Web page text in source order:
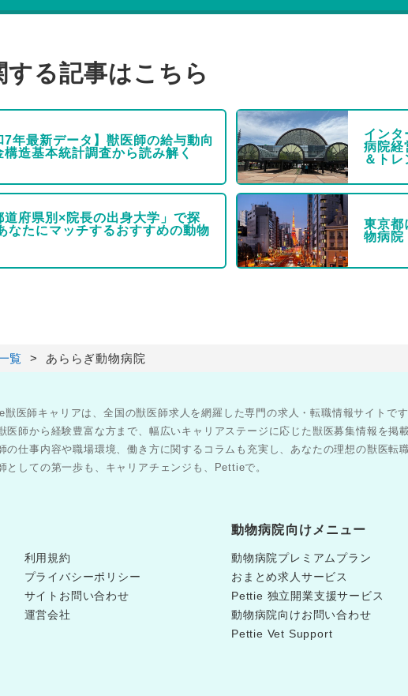
る記事はこちら
7年最新データ】獣医師の給与動向
構造基本統計調査から読み解く
インタ
病院経
＆トレ
道府県別×院長の出身大学」で探
なたにマッチするおすすめの動物
東京都
物病院
覧 あららぎ動物病院
獣医師キャリアは、全国の獣医師求人を網羅した専門の求人・転職情報サイトです
医師から経験豊富な方まで、幅広いキャリアステージに応じた獣医募集情報を掲載
の仕事内容や職場環境、働き方に関するコラムも充実し、あなたの理想の獣医転
としての第一歩も、キャリアチェンジも、Pettieで。
利用規約
プライバシーポリシー
サイトお問い合わせ
運営会社
動物病院向けメニュー
動物病院プレミアムプラン
おまとめ求人サービス
Pettie 独立開業支援サービス
動物病院向けお問い合わせ
Pettie Vet Support